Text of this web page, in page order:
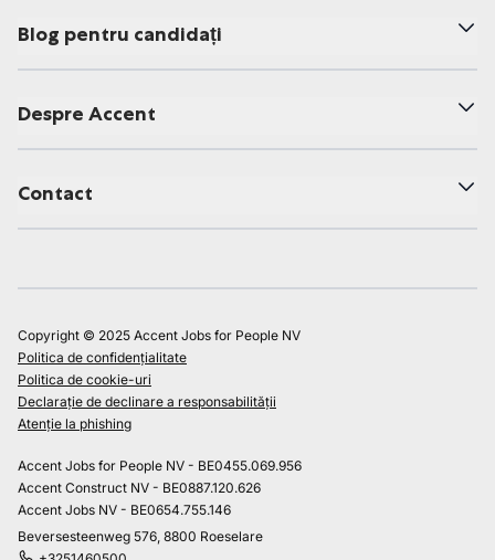
Blog pentru candidați
Despre Accent
Contact
Copyright © 2025 Accent Jobs for People NV
Politica de confidențialitate
Politica de cookie-uri
Declarație de declinare a responsabilității
Atenție la phishing
Accent Jobs for People NV - BE0455.069.956
Accent Construct NV - BE0887.120.626
Accent Jobs NV - BE0654.755.146
Beversesteenweg 576, 8800 Roeselare